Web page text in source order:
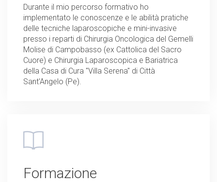
Durante il mio percorso formativo ho
implementato le conoscenze e le abilità pratiche
delle tecniche laparoscopiche e mini-invasive
presso i reparti di Chirurgia Oncologica del Gemelli
Molise di Campobasso (ex Cattolica del Sacro
Cuore) e Chirurgia Laparoscopica e Bariatrica
della Casa di Cura "Villa Serena" di Città
Sant'Angelo (Pe).
Formazione